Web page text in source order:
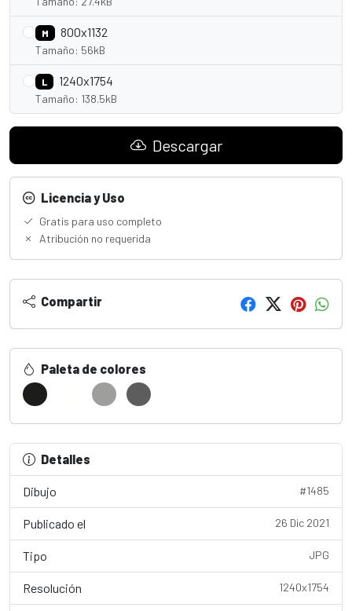
M 800x1132
Tamaño: 56kB
L 1240x1754
Tamaño: 138.5kB
Descargar
Licencia y Uso
Gratis para uso completo
Atribución no requerida
Compartir
Paleta de colores
Detalles
Dibujo #1485
Publicado el 26 Dic 2021
Tipo JPG
Resolución 1240x1754